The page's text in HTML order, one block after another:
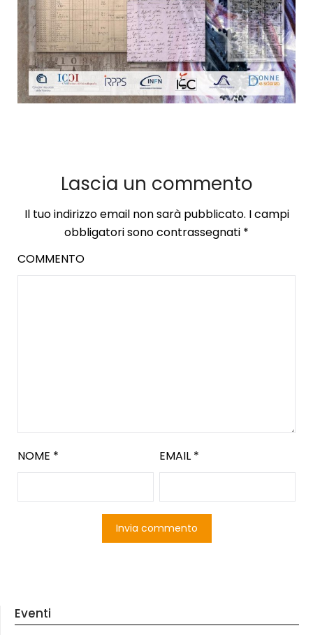
Lascia un commento
Il tuo indirizzo email non sarà pubblicato. I campi
obbligatori sono contrassegnati *
COMMENTO
NOME * EMAIL *
Eventi